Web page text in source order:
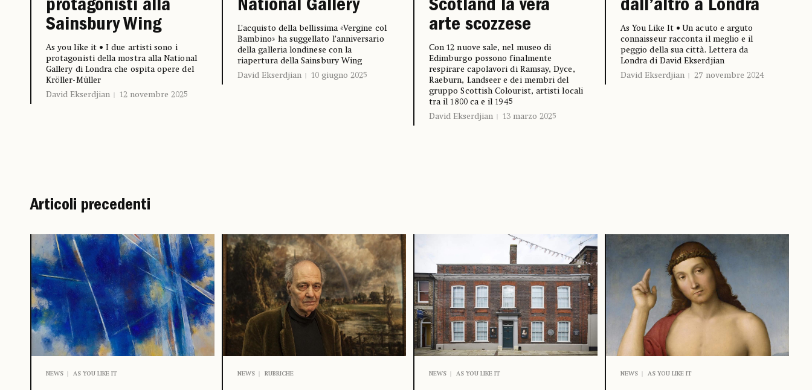
protagonisti alla
Sainsbury Wing
As you like it • I due artisti sono i
protagonisti della mostra alla National
Gallery di Londra che ospita opere del
Kröller-Müller
David Ekserdjian
12 novembre 2025
National Gallery
L’acquisto della bellissima «Vergine col
Bambino» ha suggellato l’anniversario
della galleria londinese con la
riapertura della Sainsbury Wing
David Ekserdjian
10 giugno 2025
Scotland la vera
arte scozzese
Con 12 nuove sale, nel museo di
Edimburgo possono finalmente
respirare capolavori di Ramsay, Dyce,
Raeburn, Landseer e dei membri del
gruppo Scottish Colourist, artisti locali
tra il 1800 ca e il 1945
David Ekserdjian
13 marzo 2025
dall’altro a Londra
As You Like It • Un acuto e arguto
connaisseur racconta il meglio e il
peggio della sua città. Lettera da
Londra di David Ekserdjian
David Ekserdjian
27 novembre 2024
Articoli precedenti
NEWS AS YOU LIKE IT NEWS RUBRICHE NEWS AS YOU LIKE IT NEWS AS YOU LIKE IT